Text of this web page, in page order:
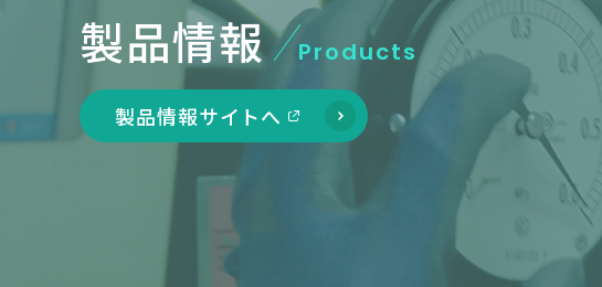
製品情報 Products
製品情報サイトへ